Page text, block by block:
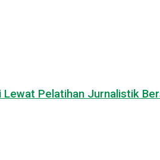
Pelatihan Jurnalistik